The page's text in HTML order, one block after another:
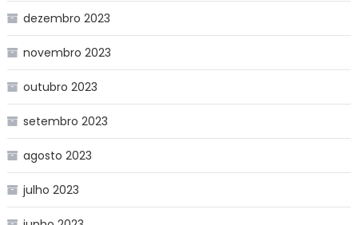
dezembro 2023
novembro 2023
outubro 2023
setembro 2023
agosto 2023
julho 2023